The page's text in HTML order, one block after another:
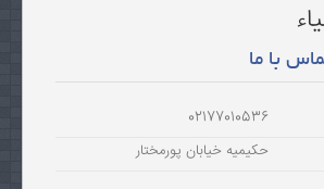
با ما
02177010536
حکیمیه خیابان پورمختار